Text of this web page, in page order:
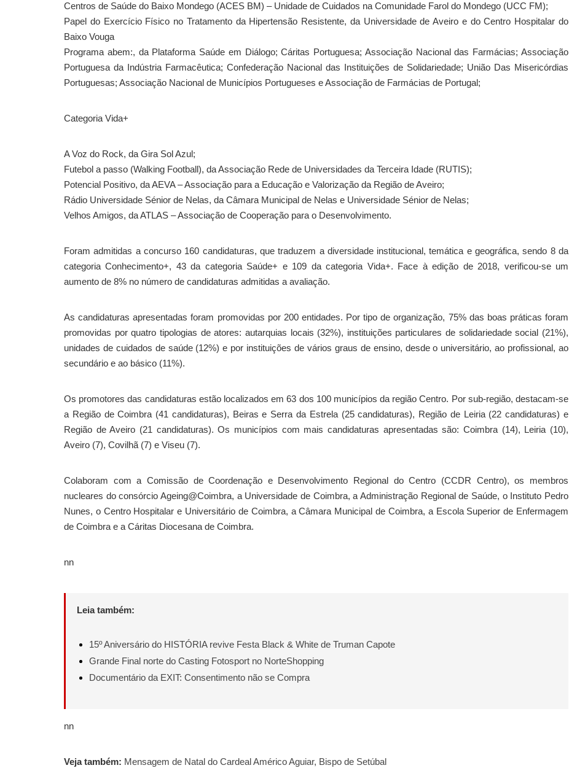
Centros de Saúde do Baixo Mondego (ACES BM) – Unidade de Cuidados na Comunidade Farol do Mondego (UCC FM);
Papel do Exercício Físico no Tratamento da Hipertensão Resistente, da Universidade de Aveiro e do Centro Hospitalar do
Baixo Vouga
Programa abem:, da Plataforma Saúde em Diálogo; Cáritas Portuguesa; Associação Nacional das Farmácias; Associação
Portuguesa da Indústria Farmacêutica; Confederação Nacional das Instituições de Solidariedade; União Das Misericórdias
Portuguesas; Associação Nacional de Municípios Portugueses e Associação de Farmácias de Portugal;
Categoria Vida+
A Voz do Rock, da Gira Sol Azul;
Futebol a passo (Walking Football), da Associação Rede de Universidades da Terceira Idade (RUTIS);
Potencial Positivo, da AEVA – Associação para a Educação e Valorização da Região de Aveiro;
Rádio Universidade Sénior de Nelas, da Câmara Municipal de Nelas e Universidade Sénior de Nelas;
Velhos Amigos, da ATLAS – Associação de Cooperação para o Desenvolvimento.
Foram admitidas a concurso 160 candidaturas, que traduzem a diversidade institucional, temática e geográfica, sendo 8 da
categoria Conhecimento+, 43 da categoria Saúde+ e 109 da categoria Vida+. Face à edição de 2018, verificou-se um
aumento de 8% no número de candidaturas admitidas a avaliação.
As candidaturas apresentadas foram promovidas por 200 entidades. Por tipo de organização, 75% das boas práticas foram
promovidas por quatro tipologias de atores: autarquias locais (32%), instituições particulares de solidariedade social (21%),
unidades de cuidados de saúde (12%) e por instituições de vários graus de ensino, desde o universitário, ao profissional, ao
secundário e ao básico (11%).
Os promotores das candidaturas estão localizados em 63 dos 100 municípios da região Centro. Por sub-região, destacam-se
a Região de Coimbra (41 candidaturas), Beiras e Serra da Estrela (25 candidaturas), Região de Leiria (22 candidaturas) e
Região de Aveiro (21 candidaturas). Os municípios com mais candidaturas apresentadas são: Coimbra (14), Leiria (10),
Aveiro (7), Covilhã (7) e Viseu (7).
Colaboram com a Comissão de Coordenação e Desenvolvimento Regional do Centro (CCDR Centro), os membros
nucleares do consórcio Ageing@Coimbra, a Universidade de Coimbra, a Administração Regional de Saúde, o Instituto Pedro
Nunes, o Centro Hospitalar e Universitário de Coimbra, a Câmara Municipal de Coimbra, a Escola Superior de Enfermagem
de Coimbra e a Cáritas Diocesana de Coimbra.
nn
Leia também:
15º Aniversário do HISTÓRIA revive Festa Black & White de Truman Capote
Grande Final norte do Casting Fotosport no NorteShopping
Documentário da EXIT: Consentimento não se Compra
nn
Veja também: Mensagem de Natal do Cardeal Américo Aguiar, Bispo de Setúbal